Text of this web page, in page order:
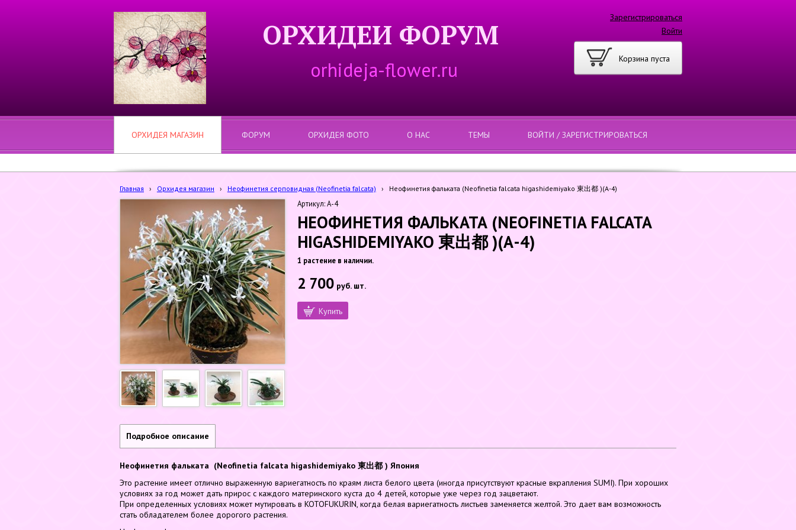
Корзина пуста
Зарегистрироваться
Войти
ОРХИДЕИ ФОРУМ
orhideja-flower.ru
ОРХИДЕЯ МАГАЗИН ФОРУМ ОРХИДЕЯ ФОТО О НАС ТЕМЫ ВОЙТИ / ЗАРЕГИСТРИРОВАТЬСЯ
Главная › Орхидея магазин › Неофинетия серповидная (Neofinetia falcata) › Неофинетия фальката (Neofinetia falcata higashidemiyako 東出都 )(А-4)
Артикул: А-4
НЕОФИНЕТИЯ ФАЛЬКАТА (NEOFINETIA FALCATA
HIGASHIDEMIYAKO 東出都 )(А-4)
1 растение в наличии.
2 700 руб. шт.
Купить
Подробное описание
Неофинетия фальката (Neofinetia falcata higashidemiyako 東出都 ) Япония
Это растение имеет отлично выраженную вариегатность по краям листа белого цвета (иногда присутствуют красные вкрапления SUMI). При хороших
условиях за год может дать прирос с каждого материнского куста до 4 детей, которые уже через год зацветают.
При определенных условиях может мутировать в KOTOFUKURIN, когда белая вариегатность листьев заменяется желтой. Это дает вам возможность
стать обладателем более дорогого растения.